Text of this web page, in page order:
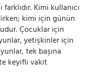
Kimi kullanıcı
kimi için günün
Çocuklar için
yetişkinler için
tek başına
keyifli vakit